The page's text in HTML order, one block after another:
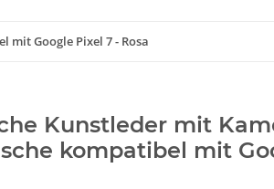
mit Google Pixel 7 - Rosa
Kunstleder mit
kompatibel mit